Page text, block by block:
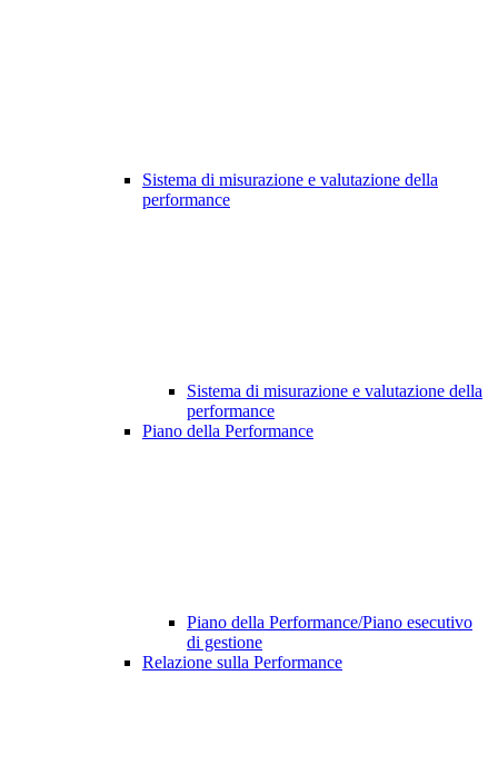
Sistema di misurazione e valutazione della
performance
Sistema di misurazione e valutazione della
performance
Piano della Performance
Piano della Performance/Piano esecutivo
di gestione
Relazione sulla Performance